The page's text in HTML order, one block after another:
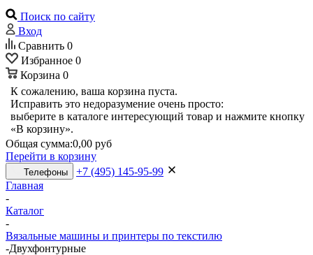
Поиск по сайту
Вход
Сравнить 0
Избранное 0
Корзина 0
К сожалению, ваша корзина пуста.
Исправить это недоразумение очень просто:
выберите в каталоге интересующий товар и нажмите кнопку
«В корзину».
Общая сумма:0,00 руб
Перейти в корзину
Телефоны
+7 (495) 145-95-99
Главная
-
Каталог
-
Вязальные машины и принтеры по текстилю
-Двухфонтурные